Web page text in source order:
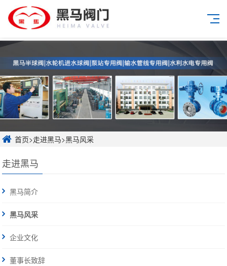
首页>走进黑马>黑马风采
走进黑马
黑马简介
黑马风采
企业文化
董事长致辞